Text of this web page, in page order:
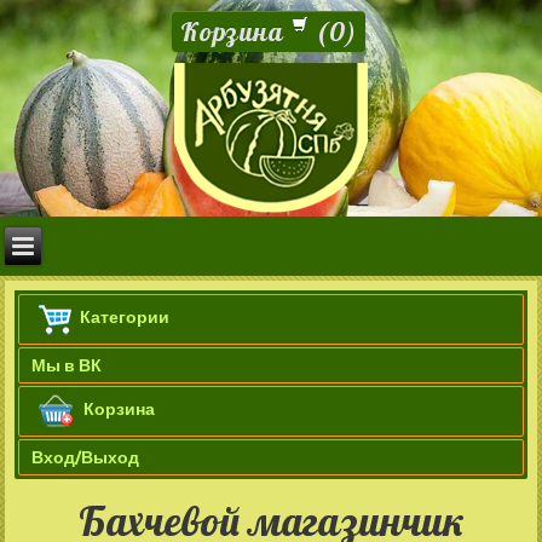
Корзина (0)
Категории
Мы в ВК
Корзина
Вход/Выход
Бахчевой магазинчик